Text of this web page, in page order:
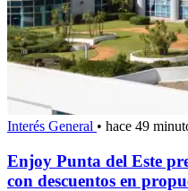
Interés General • hace 49
Enjoy Punta del Este
con descuentos en